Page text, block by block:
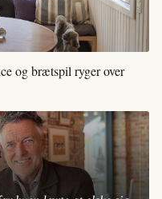
og brætspil ryger over